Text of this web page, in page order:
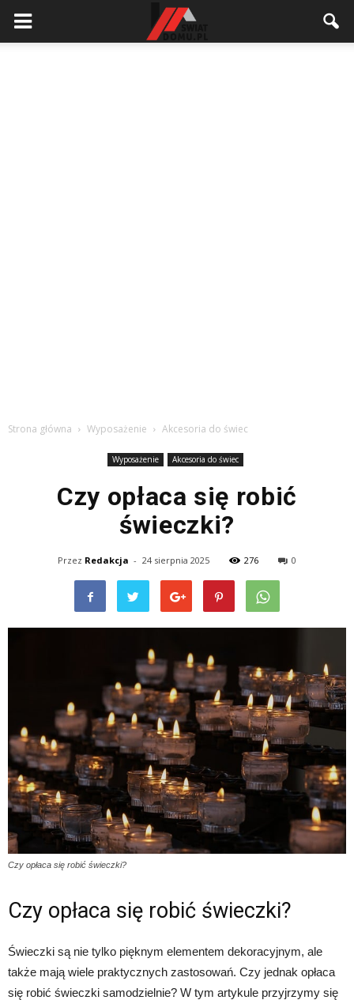
Strona główna Wyposażenie Akcesoria do świec
Wyposażenie Akcesoria do świec
Czy opłaca się robić
świeczki?
Przez Redakcja - 24 sierpnia 2025 276 0
Czy opłaca się robić świeczki?
Czy opłaca się robić świeczki?
Świeczki są nie tylko pięknym elementem dekoracyjnym, ale
także mają wiele praktycznych zastosowań. Czy jednak opłaca
się robić świeczki samodzielnie? W tym artykule przyjrzymy się